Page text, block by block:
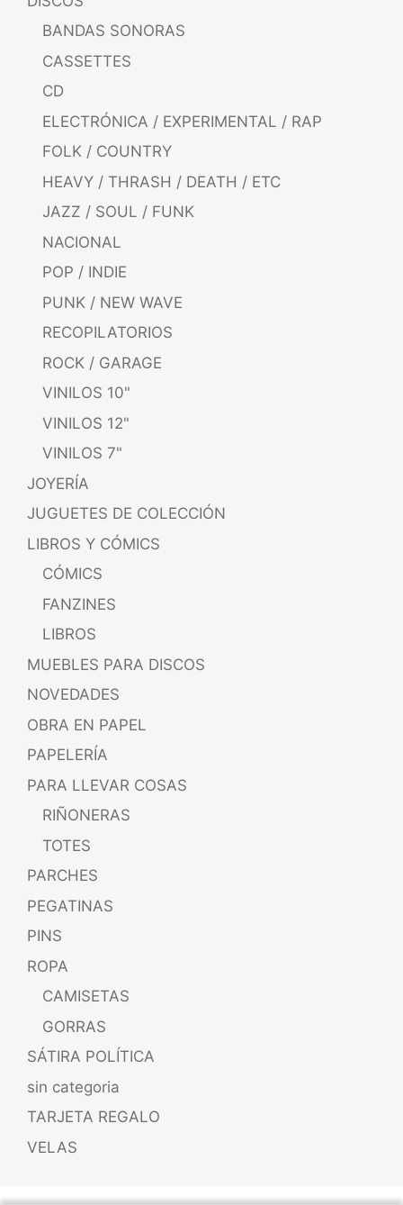
BANDAS SONORAS
CASSETTES
CD
ELECTRÓNICA / EXPERIMENTAL / RAP
FOLK / COUNTRY
HEAVY / THRASH / DEATH / ETC
JAZZ / SOUL / FUNK
NACIONAL
POP / INDIE
PUNK / NEW WAVE
RECOPILATORIOS
ROCK / GARAGE
VINILOS 10"
VINILOS 12"
VINILOS 7"
JOYERÍA
JUGUETES DE COLECCIÓN
LIBROS Y CÓMICS
CÓMICS
FANZINES
LIBROS
MUEBLES PARA DISCOS
NOVEDADES
OBRA EN PAPEL
PAPELERÍA
PARA LLEVAR COSAS
RIÑONERAS
TOTES
PARCHES
PEGATINAS
PINS
ROPA
CAMISETAS
GORRAS
SÁTIRA POLÍTICA
sin categoria
TARJETA REGALO
VELAS